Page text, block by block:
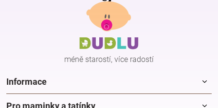
méně starostí, více radostí
Informace
Pro maminky a tatínky